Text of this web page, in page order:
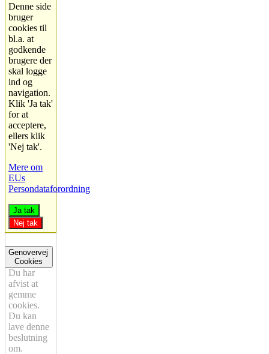
Denne side
bruger
cookies til
bl.a. at
godkende
brugere der
skal logge
ind og
navigation.
Klik 'Ja tak'
for at
acceptere,
ellers klik
'Nej tak'.
Mere om
EUs
Persondataforordning
Ja tak
Nej tak
Genovervej
Cookies
Du har
afvist at
gemme
cookies.
Du kan
lave denne
beslutning
om.